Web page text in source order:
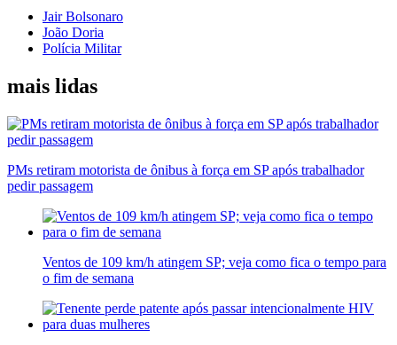
Jair Bolsonaro
João Doria
Polícia Militar
mais lidas
PMs retiram motorista de ônibus à força em SP após trabalhador
pedir passagem
Ventos de 109 km/h atingem SP; veja como fica o tempo para
o fim de semana